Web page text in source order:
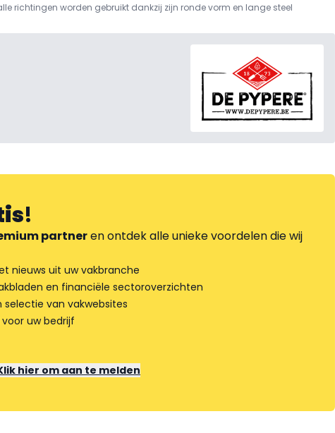
richtingen worden gebruikt dankzij zijn ronde vorm en lange steel
!
partneren ontdek alle unieke voordelen die wij
nieuws uit uw vakbranche
en financiële sectoroverzichten
selectie van vakwebsites
voor uw bedrijf
hier om aan te melden